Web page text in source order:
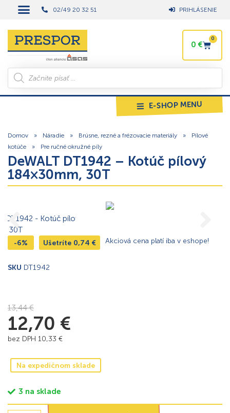
02/49 20 32 51 PRIHLÁSENIE
0 €
0
E-SHOP MENU
Domov » Náradie » Brúsne, rezné a frézovacie materiály »
Pílové
kotúče
» Pre ručné okružné píly
DeWALT DT1942 – Kotúč pílový
184×30mm, 30T
-6% Ušetríte 0,74 € Akciová cena platí iba v eshope!
SKU DT1942
13,44€
12,70 €
bez DPH 10,33 €
Na expedičnom sklade
3 na sklade